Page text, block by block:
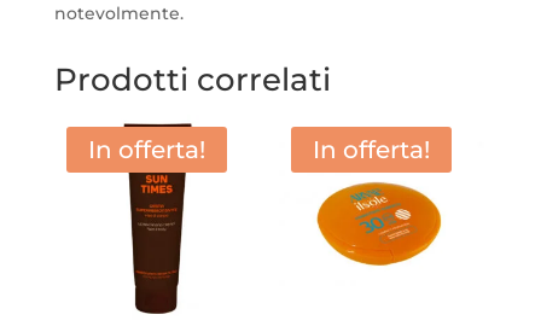
notevolmente.
Prodotti correlati
In offerta! In offerta!